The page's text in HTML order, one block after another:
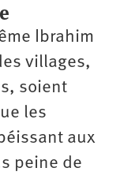
Ibrahim
villages,
soient
les
aux
peine de